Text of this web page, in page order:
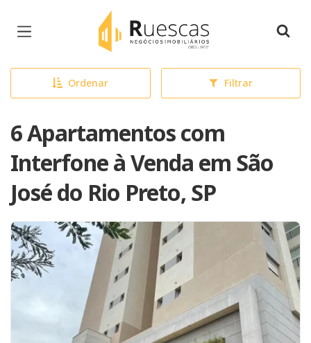
Página inicial
Ordenar Filtrar
6 Apartamentos com
Interfone à Venda em São
José do Rio Preto, SP